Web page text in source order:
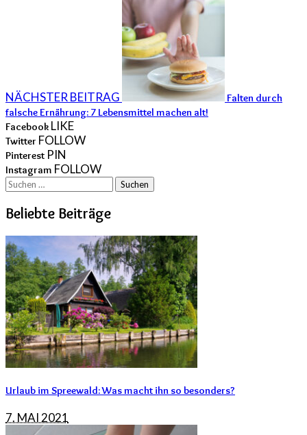
NÄCHSTER BEITRAG
Falten durch
falsche Ernährung: 7 Lebensmittel machen alt!
Facebook LIKE
Twitter FOLLOW
Pinterest PIN
Instagram FOLLOW
Suchen
Beliebte Beiträge
Urlaub im Spreewald: Was macht ihn so besonders?
7. MAI 2021